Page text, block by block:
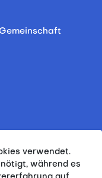
verwendet.
während es